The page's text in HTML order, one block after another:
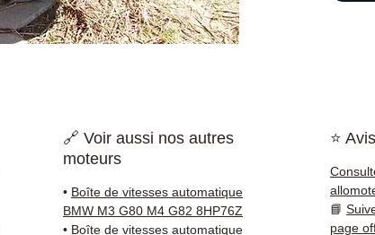
est
sur
🔗 Voir aussi nos autres
moteurs
• Boîte de vitesses automatique
BMW M3 G80 M4 G82 8HP76Z
• Boîte de vitesses automatique
⭐
📘
page